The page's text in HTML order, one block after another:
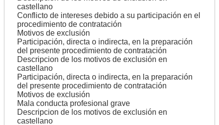
castellano
Conflicto de intereses debido a su participación en el
procedimiento de contratación
Motivos de exclusión
Participación, directa o indirecta, en la preparación
del presente procedimiento de contratación
Descripcion de los motivos de exclusión en
castellano
Participación, directa o indirecta, en la preparación
del presente procedimiento de contratación
Motivos de exclusión
Mala conducta profesional grave
Descripcion de los motivos de exclusión en
castellano